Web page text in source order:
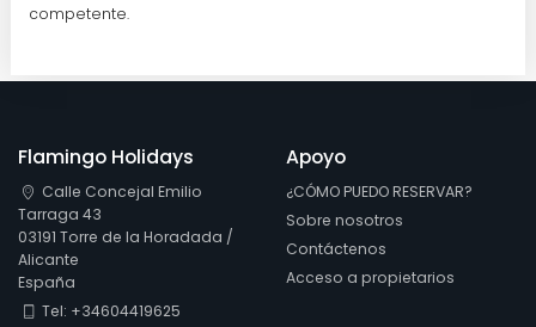
competente.
Flamingo Holidays
Calle Concejal Emilio
Tarraga 43
03191 Torre de la Horadada /
Alicante
España
Tel: +34604419625
Apoyo
¿CÓMO PUEDO RESERVAR?
Sobre nosotros
Contáctenos
Acceso a propietarios